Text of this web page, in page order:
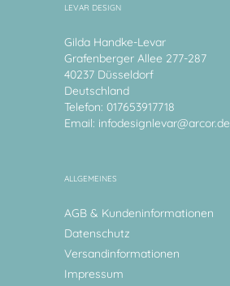
LEVAR DESIGN
Gilda Handke-Levar
Grafenberger Allee 277-287
40237 Düsseldorf
Deutschland
Telefon: 017653917718
Email: infodesignlevar@arcor.de
ALLGEMEINES
AGB & Kundeninformationen
Datenschutz
Versandinformationen
Impressum